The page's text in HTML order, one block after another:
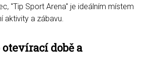
"Tip Sport Arena" je ideálním místem
aktivity a zábavu.
době a